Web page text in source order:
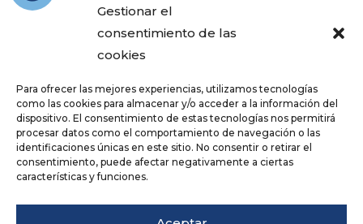
Gestionar el
consentimiento de las
cookies
Para ofrecer las mejores experiencias, utilizamos tecnologías
como las cookies para almacenar y/o acceder a la información del
dispositivo. El consentimiento de estas tecnologías nos permitirá
procesar datos como el comportamiento de navegación o las
identificaciones únicas en este sitio. No consentir o retirar el
consentimiento, puede afectar negativamente a ciertas
características y funciones.
Tel. 988 27 28 41
Emailfga@fga.es
Hora local:
Repositorio
Aviso legal